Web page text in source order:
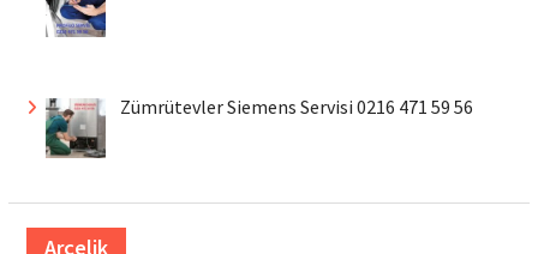
Zümrütevler Siemens Servisi 0216 471 59 56
Arçelik